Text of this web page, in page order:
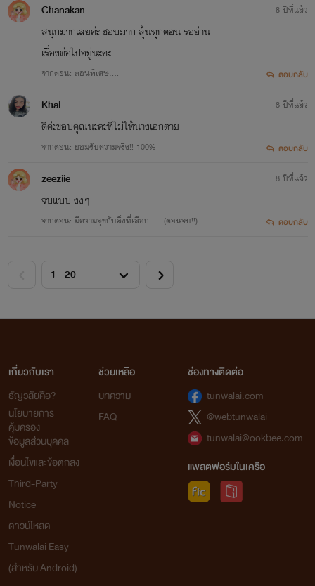
Chanakan
สนุกมากเลยค่ะ ชอบมาก ลุ้นทุกตอน รออ่าน
เรื่องต่อไปอยู่นะคะ
จากตอน: ตอนพิเศษ....
8 ปีที่แล้ว
ตอบกลับ
Khai
ดีค่ะขอบคุณนะคะที่ไม่ให้นางเอกตาย
จากตอน: ยอมรับความจริง!! 100%
8 ปีที่แล้ว
ตอบกลับ
zeeziie
จบแบบ งงๆ
จากตอน: มีความสุขกับสิ่งที่เลือก..... (ตอนจบ!!)
8 ปีที่แล้ว
ตอบกลับ
เกี่ยวกับเรา
ธัญวลัยคือ?
นโยบายการ
คุ้มครอง
ข้อมูลส่วนบุคคล
เงื่อนไขและข้อตกลง
Third-Party
Notice
ดาวน์โหลด
Tunwalai Easy
(สำหรับ Android)
ช่วยเหลือ
บทความ
FAQ
ช่องทางติดต่อ
tunwalai.com
@webtunwalai
tunwalai@ookbee.com
แพลตฟอร์มในเครือ